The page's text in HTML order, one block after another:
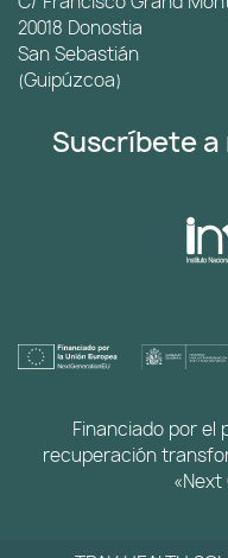
20018 Donostia
San Sebastián
(Guipúzcoa)
Suscríbete
Financiado por el
recuperación
«Next